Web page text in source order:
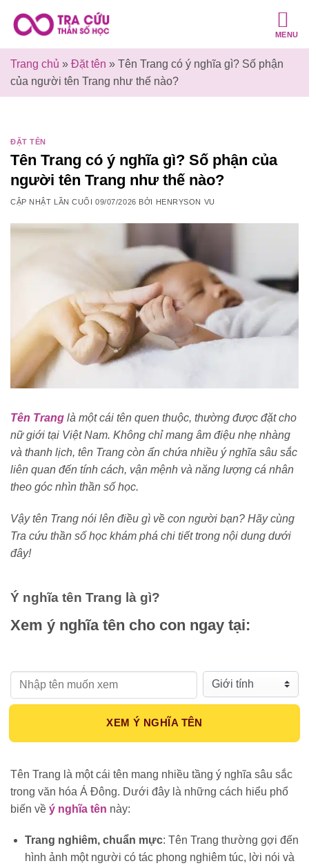
qua
dung
MENU
Trang chủ » Đặt tên » Tên Trang có ý nghĩa gì? Số phận
của người tên Trang như thế nào?
ĐẶT TÊN
Tên Trang có ý nghĩa gì? Số phận của
người tên Trang như thế nào?
CẬP NHẬT LẦN CUỐI09/07/2026 BỞI HENRYSON VU
Tên Trang là một cái tên quen thuộc, thường được đặt cho
nữ giới tại Việt Nam. Không chỉ mang âm điệu nhẹ nhàng
và thanh lịch, tên Trang còn ẩn chứa nhiều ý nghĩa sâu sắc
liên quan đến tính cách, vận mệnh và năng lượng cá nhân
theo góc nhìn thần số học.
Vậy tên Trang nói lên điều gì về con người bạn? Hãy cùng
Tra cứu thần số học khám phá chi tiết trong nội dung dưới
đây!
Ý nghĩa tên Trang là gì?
Xem ý nghĩa tên cho con ngay tại:
XEM Ý NGHĨA TÊN
Tên Trang là một cái tên mang nhiều tầng ý nghĩa sâu sắc
trong văn hóa Á Đông. Dưới đây là những cách hiểu phổ
biến về ý nghĩa tên này:
Trang nghiêm, chuẩn mực: Tên Trang thường gợi đến
hình ảnh một người có tác phong nghiêm túc, lời nói và